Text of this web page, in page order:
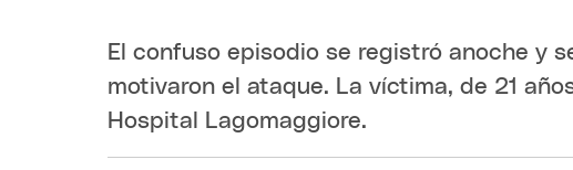
El confuso episodio se registró anoche y
motivaron el ataque. La víctima, de 21
Hospital Lagomaggiore.